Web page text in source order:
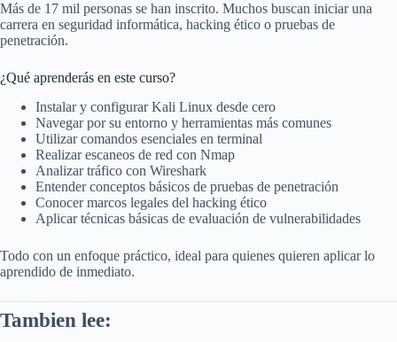
Más de 17 mil personas se han inscrito. Muchos buscan iniciar una
carrera en seguridad informática, hacking ético o pruebas de
penetración.
¿Qué aprenderás en este curso?
Instalar y configurar Kali Linux desde cero
Navegar por su entorno y herramientas más comunes
Utilizar comandos esenciales en terminal
Realizar escaneos de red con Nmap
Analizar tráfico con Wireshark
Entender conceptos básicos de pruebas de penetración
Conocer marcos legales del hacking ético
Aplicar técnicas básicas de evaluación de vulnerabilidades
Todo con un enfoque práctico, ideal para quienes quieren aplicar lo
aprendido de inmediato.
Tambien lee: